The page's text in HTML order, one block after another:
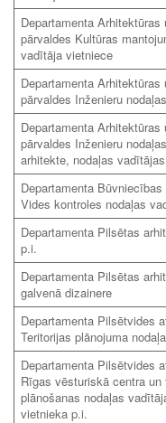
Departamenta
pārvaldes Kultūras
vadītāja vietniece
Departamenta
pārvaldes Inženieru
Departamenta
pārvaldes Inženieru
arhitekte, nodaļas
Departamenta
Vides kontroles nodaļas
Departamenta Pilsētas
p.i.
Departamenta Pilsētas
galvenā dizainere
Departamenta Pilsētvides
Teritorijas plānojuma
Departamenta Pilsētvides
Rīgas vēsturiskā centra
plānošanas nodaļas
vietnieka p.i.